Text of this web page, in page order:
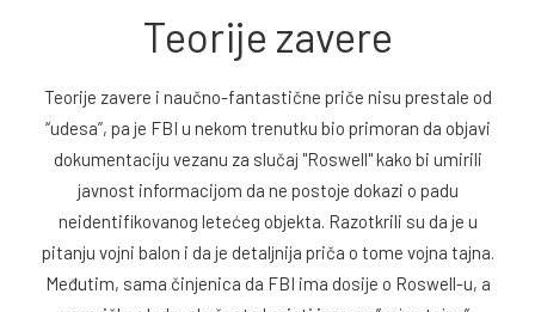
Teorije zavere
Teorije zavere i naučno-fantastične priče nisu prestale od
“udesa”, pa je FBI u nekom trenutku bio primoran da objavi
dokumentaciju vezanu za slučaj "Roswell" kako bi umirili
javnost informacijom da ne postoje dokazi o padu
neidentifikovanog letećeg objekta. Razotkrili su da je u
pitanju vojni balon i da je detaljnija priča o tome vojna tajna.
Međutim, sama činjenica da FBI ima dosije o Roswell-u, a